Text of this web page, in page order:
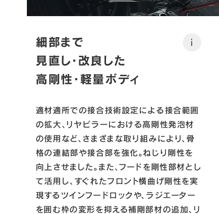
細部まで
見直し・改良した
高剛性・軽量ボディ
i
適材適所での接合技術設定による接合範囲
の拡大、リヤピラーにおける高剛性発泡材
の使用など、さまざまな取り組みにより、骨
格の連結部や接合部を強化。ねじり剛性を
向上させました。また、フードを剛性部材とし
て活用し、すぐれたフロント横曲げ剛性を実
現するツインフードロックや、ラジエーター
を囲む枠の変形を抑える補剛部材の追加、リ